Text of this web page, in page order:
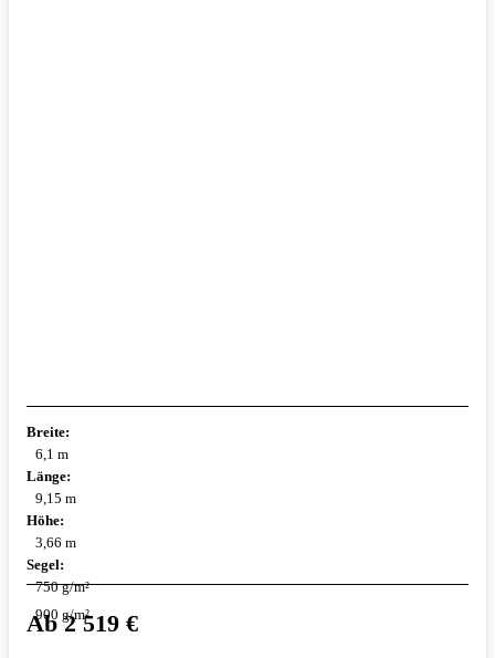
Breite:
6,1 m
Länge:
9,15 m
Höhe:
3,66 m
Segel:
750 g/m²
900 g/m²
Ab2 519 €